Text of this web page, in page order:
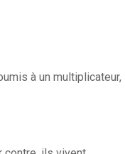
à un multiplicateur,